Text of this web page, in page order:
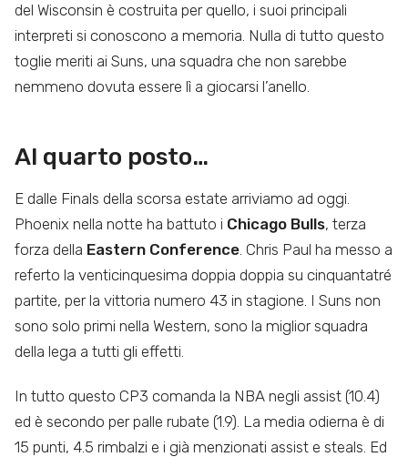
del Wisconsin è costruita per quello, i suoi principali
interpreti si conoscono a memoria. Nulla di tutto questo
toglie meriti ai Suns, una squadra che non sarebbe
nemmeno dovuta essere lì a giocarsi l’anello.
Al quarto posto…
E dalle Finals della scorsa estate arriviamo ad oggi.
Phoenix nella notte ha battuto i Chicago Bulls, terza
forza della Eastern Conference. Chris Paul ha messo a
referto la venticinquesima doppia doppia su cinquantatré
partite, per la vittoria numero 43 in stagione. I Suns non
sono solo primi nella Western, sono la miglior squadra
della lega a tutti gli effetti.
In tutto questo CP3 comanda la NBA negli assist (10.4)
ed è secondo per palle rubate (1.9). La media odierna è di
15 punti, 4.5 rimbalzi e i già menzionati assist e steals. Ed